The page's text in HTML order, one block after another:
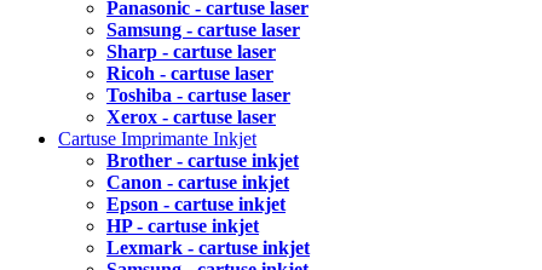
Panasonic - cartuse laser
Samsung - cartuse laser
Sharp - cartuse laser
Ricoh - cartuse laser
Toshiba - cartuse laser
Xerox - cartuse laser
Cartuse Imprimante Inkjet
Brother - cartuse inkjet
Canon - cartuse inkjet
Epson - cartuse inkjet
HP - cartuse inkjet
Lexmark - cartuse inkjet